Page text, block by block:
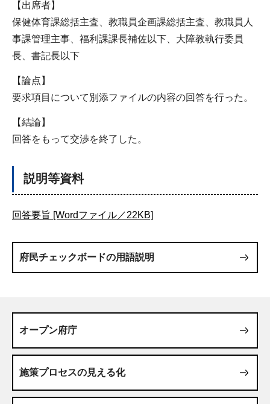
【出席者】
保健体育課総括主査、教職員企画課総括主査、教職員人
事課管理主事、福利課課長補佐以下、大障教執行委員
長、書記長以下
【論点】
要求項目について別添ファイルの内容の回答を行った。
【結論】
回答をもって交渉を終了した。
説明等資料
回答要旨 [Wordファイル／22KB]
府民チェックボードの用語説明
オープン府庁
施策プロセスの見える化